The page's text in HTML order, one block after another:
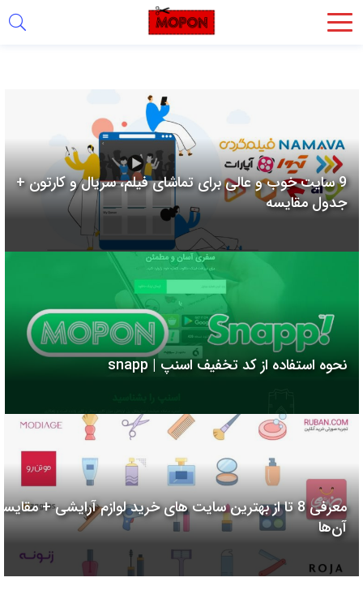
اشتراک
از
روش‌های
زیر
می‌توانید
صفحه
دوستان
خود
به
بگذارید.
لینک
9 سایت خوب و عالی برای تماشای فیلم، سریال و کارتون +
جدول مقایسه
نحوه استفاده از کد تخفیف اسنپ | snapp
معرفی 8 تا از بهترین سایت های خرید لوازم آرایشی +
آن‌ها